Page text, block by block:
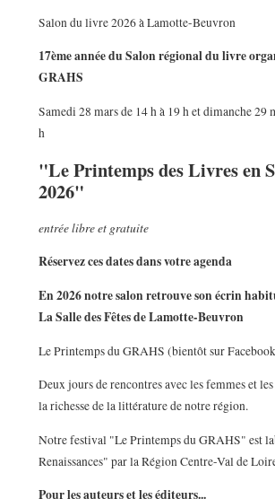
Salon du livre 2026 à Lamotte-Beuvron
17ème année du Salon régional du livre
GRAHS
Samedi 28 mars de 14 h à 19 h et dimanche 29
h
"Le Printemps des Livres en
2026"
entrée libre et gratuite
Réservez ces dates dans votre agenda
En 2026 notre salon retrouve son écrin
La Salle des Fêtes de Lamotte-Beuvron
Le Printemps du GRAHS (bientôt sur
Deux jours de rencontres avec les femmes et
la richesse de la littérature de notre région.
Notre festival "Le Printemps du GRAHS" est
Renaissances" par la Région Centre-Val de
Pour les auteurs et les éditeurs...